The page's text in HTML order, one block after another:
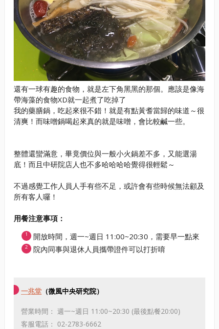
還有一球有趣的食物，就是左下角黑黑的那個。應該是像海
帶海藻的食物XD就一起煮了吃掉了
我的藥膳鍋，吃起來很不錯！就是有點黃耆當歸的味道～很
清爽！而味噌鍋喝起來真的就是味噌，會比較鹹一些。
整體還蠻滿意，畢竟價位與一般小火鍋差不多，又能選湯
底！而且中研院店人也不多哈哈哈哈覺得很輕鬆～
不過感覺工作人員人手有些不足，或許會有些時候無法顧及
所有客人囉！
用餐注意事項：
開放時間，週一~週日 11:00~20:30，需要早一點來
院內同事與退休人員攜帶證件可以打折唷
一兆堂（微風中央研究院）
營業時間： 週一~週日 11:00~20:30 (最後點餐20:00)
客服電話： 02-2783-6662